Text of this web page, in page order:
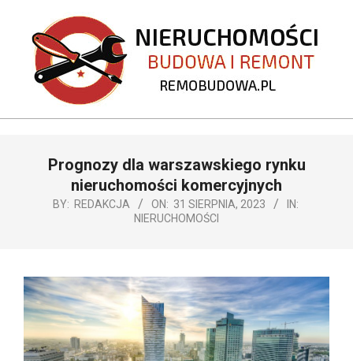
content
REMOBUDOWA.PL
Navigation​Prognozy dla warszawskiego rynku
nieruchomości komercyjnych
BY: REDAKCJA ON: 31 SIERPNIA, 2023
IN:
NIERUCHOMOŚCI